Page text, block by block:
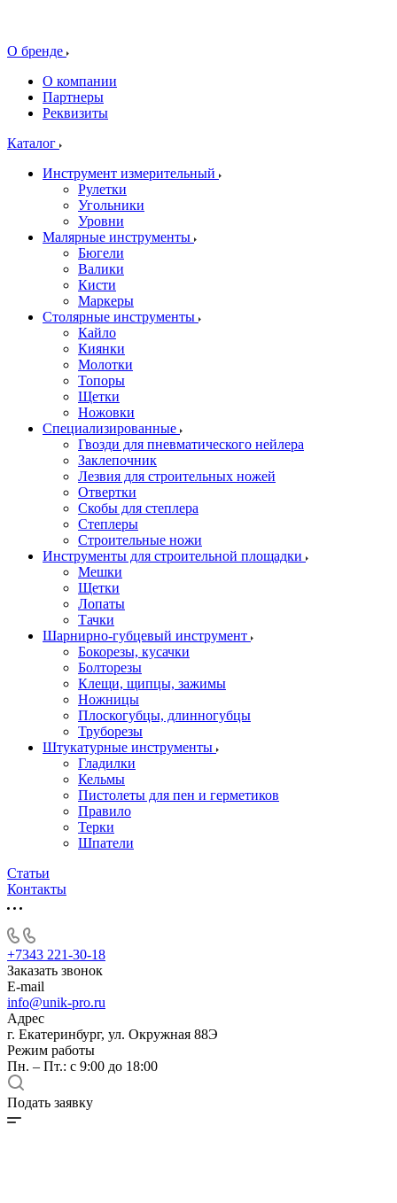
О бренде
О компании
Партнеры
Реквизиты
Каталог
Инструмент измерительный
Рулетки
Угольники
Уровни
Малярные инструменты
Бюгели
Валики
Кисти
Маркеры
Столярные инструменты
Кайло
Киянки
Молотки
Топоры
Щетки
Ножовки
Специализированные
Гвозди для пневматического нейлера
Заклепочник
Лезвия для строительных ножей
Отвертки
Скобы для степлера
Степлеры
Строительные ножи
Инструменты для строительной площадки
Мешки
Щетки
Лопаты
Тачки
Шарнирно-губцевый инструмент
Бокорезы, кусачки
Болторезы
Клещи, щипцы, зажимы
Ножницы
Плоскогубцы, длинногубцы
Труборезы
Штукатурные инструменты
Гладилки
Кельмы
Пистолеты для пен и герметиков
Правило
Терки
Шпатели
Статьи
Контакты
+7343 221-30-18
Заказать звонок
E-mail
info@unik-pro.ru
Адрес
г. Екатеринбург, ул. Окружная 88Э
Режим работы
Пн. – Пт.: с 9:00 до 18:00
Подать заявку